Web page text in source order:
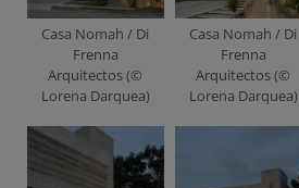
Casa Nomah / Di
Frenna
Arquitectos (©
Lorena Darquea)
Casa Nomah / Di
Frenna
Arquitectos (©
Lorena Darquea)